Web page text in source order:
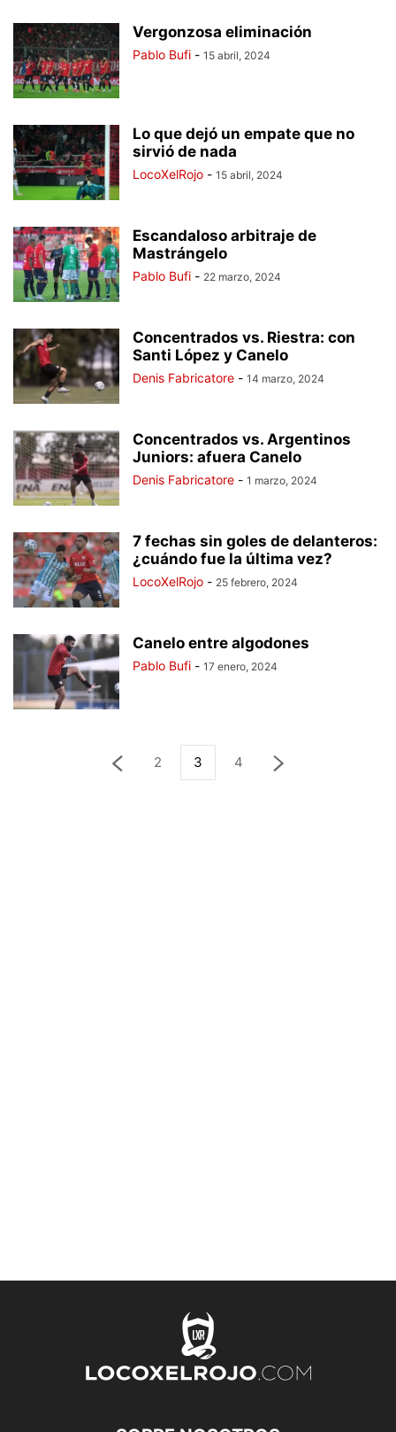
Vergonzosa eliminación
Pablo Bufi - 15 abril, 2024
Lo que dejó un empate que no
sirvió de nada
LocoXelRojo - 15 abril, 2024
Escandaloso arbitraje de
Mastrángelo
Pablo Bufi - 22 marzo, 2024
Concentrados vs. Riestra: con
Santi López y Canelo
Denis Fabricatore - 14 marzo, 2024
Concentrados vs. Argentinos
Juniors: afuera Canelo
Denis Fabricatore - 1 marzo, 2024
7 fechas sin goles de delanteros:
¿cuándo fue la última vez?
LocoXelRojo - 25 febrero, 2024
Canelo entre algodones
Pablo Bufi - 17 enero, 2024
2 3 4